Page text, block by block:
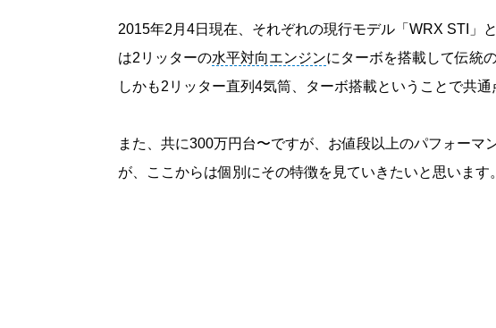
2015年2月4日現在、それぞれの現行モデル「WRX STI」
は2リッターの水平対向エンジンにターボを搭載して伝統
しかも2リッター直列4気筒、ターボ搭載ということで共通
また、共に300万円台〜ですが、お値段以上のパフォーマ
が、ここからは個別にその特徴を見ていきたいと思います。